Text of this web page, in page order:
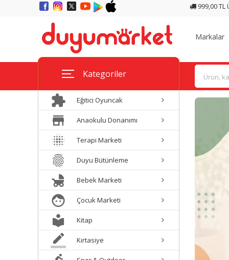
999,00 TL
Markalar
Kategoriler
Eğitici Oyuncak
Anaokulu Donanımı
Terapi Marketi
Duyu Bütünleme
Bebek Marketi
Çocuk Marketi
Kitap
Kırtasiye